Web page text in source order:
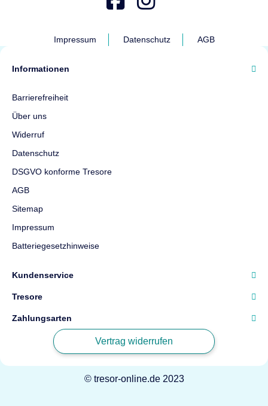
Impressum Datenschutz AGB
Informationen
Barrierefreiheit
Über uns
Widerruf
Datenschutz
DSGVO konforme Tresore
AGB
Sitemap
Impressum
Batteriegesetzhinweise
Kundenservice
Tresore
Zahlungsarten
Vertrag widerrufen
© tresor-online.de 2023